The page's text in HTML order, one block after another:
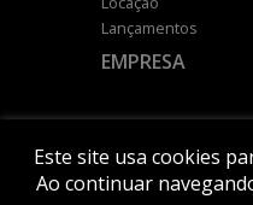
Este site usa cookies
Ao continuar
Lançamentos
EMPRESA